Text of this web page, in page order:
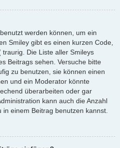
werden können, um ein
Smiley gibt es einen kurzen Code,
Die Liste aller Smileys
Beitrags sehen. Versuche bitte
zu benutzen, sie können einen
und ein Moderator könnte
überarbeiten oder gar
kann auch die Anzahl
einem Beitrag benutzen kannst.